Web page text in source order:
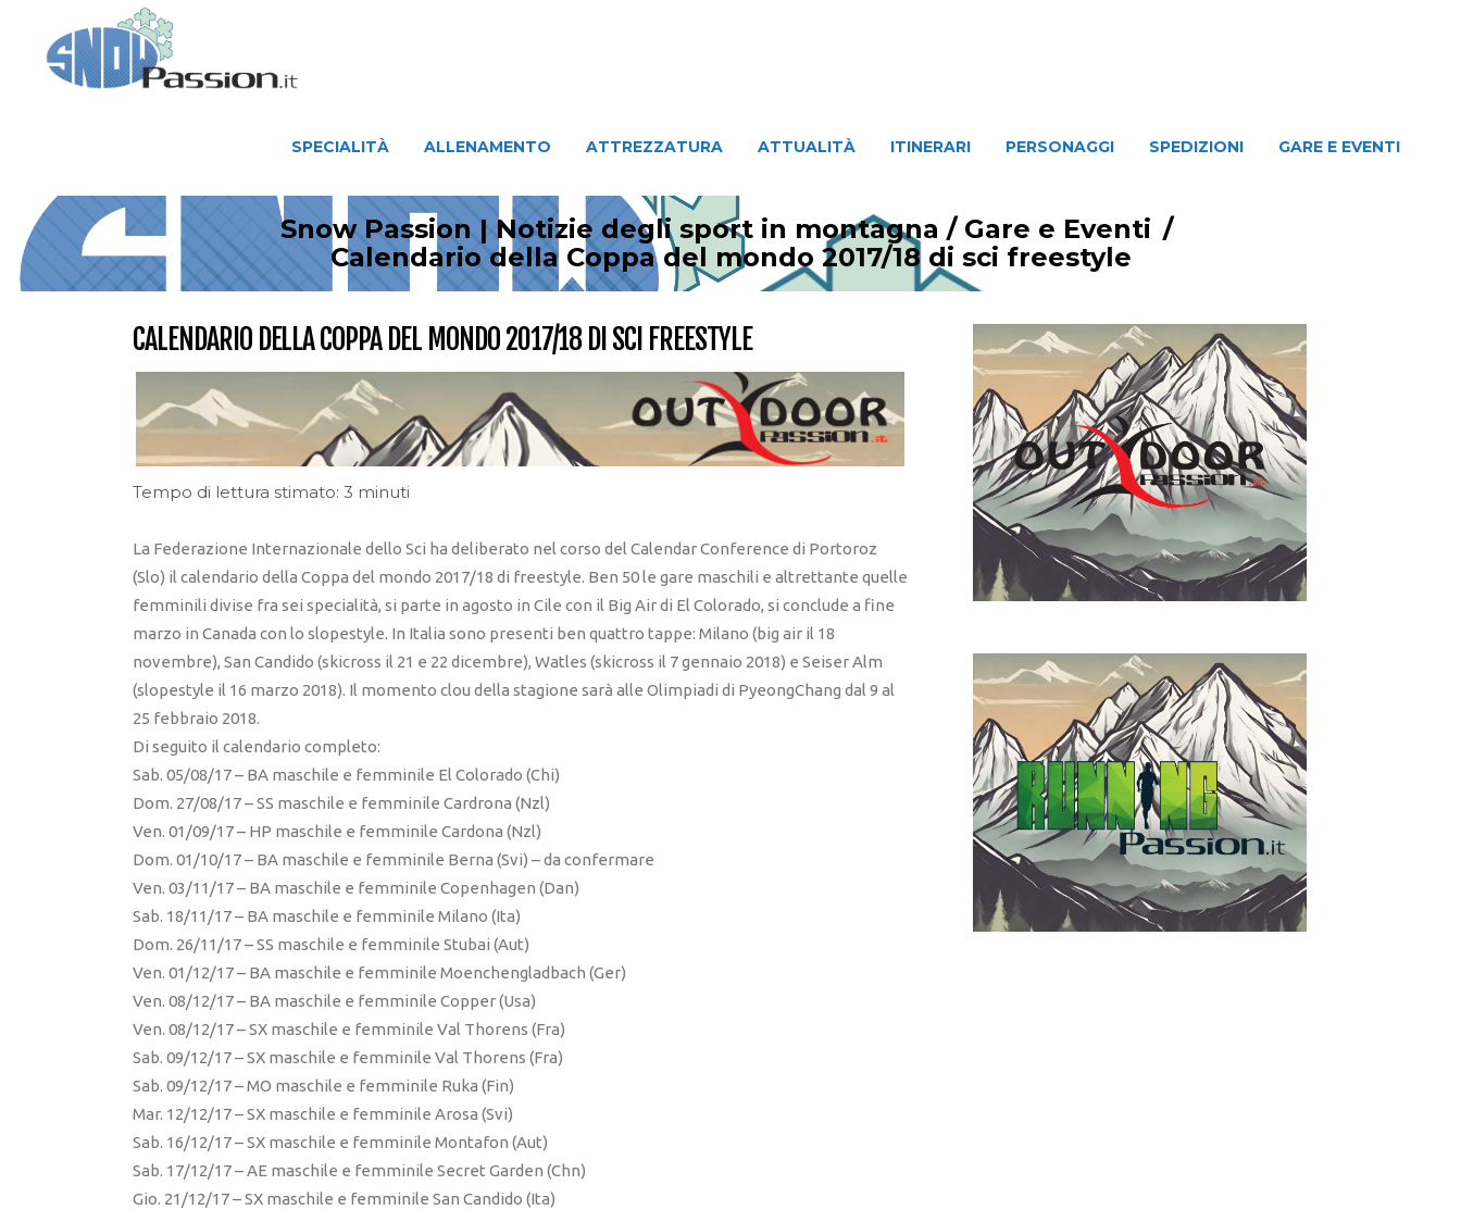
SPECIALITÀ ALLENAMENTO ATTREZZATURA ATTUALITÀ ITINERARI PERSONAGGI SPEDIZIONI GARE E EVENTI
Snow Passion | Notizie degli sport in montagna / Gare e Eventi /
Calendario della Coppa del mondo 2017/18 di sci freestyle
CALENDARIO DELLA COPPA DEL MONDO 2017/18 DI SCI FREESTYLE
Tempo di lettura stimato: 3 minuti
La Federazione Internazionale dello Sci ha deliberato nel corso del Calendar Conference di Portoroz
(Slo) il calendario della Coppa del mondo 2017/18 di freestyle. Ben 50 le gare maschili e altrettante quelle
femminili divise fra sei specialità, si parte in agosto in Cile con il Big Air di El Colorado, si conclude a fine
marzo in Canada con lo slopestyle. In Italia sono presenti ben quattro tappe: Milano (big air il 18
novembre), San Candido (skicross il 21 e 22 dicembre), Watles (skicross il 7 gennaio 2018) e Seiser Alm
(slopestyle il 16 marzo 2018). Il momento clou della stagione sarà alle Olimpiadi di PyeongChang dal 9 al
25 febbraio 2018.
Di seguito il calendario completo:
Sab. 05/08/17 – BA maschile e femminile El Colorado (Chi)
Dom. 27/08/17 – SS maschile e femminile Cardrona (Nzl)
Ven. 01/09/17 – HP maschile e femminile Cardona (Nzl)
Dom. 01/10/17 – BA maschile e femminile Berna (Svi) – da confermare
Ven. 03/11/17 – BA maschile e femminile Copenhagen (Dan)
Sab. 18/11/17 – BA maschile e femminile Milano (Ita)
Dom. 26/11/17 – SS maschile e femminile Stubai (Aut)
Ven. 01/12/17 – BA maschile e femminile Moenchengladbach (Ger)
Ven. 08/12/17 – BA maschile e femminile Copper (Usa)
Ven. 08/12/17 – SX maschile e femminile Val Thorens (Fra)
Sab. 09/12/17 – SX maschile e femminile Val Thorens (Fra)
Sab. 09/12/17 – MO maschile e femminile Ruka (Fin)
Mar. 12/12/17 – SX maschile e femminile Arosa (Svi)
Sab. 16/12/17 – SX maschile e femminile Montafon (Aut)
Sab. 17/12/17 – AE maschile e femminile Secret Garden (Chn)
Gio. 21/12/17 – SX maschile e femminile San Candido (Ita)